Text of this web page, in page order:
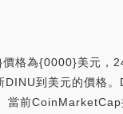
價格為{0000}美元，
DINU到美元的價格
當前